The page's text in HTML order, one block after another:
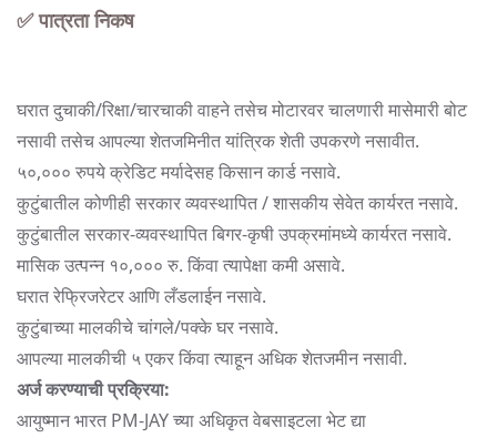
✅ पात्रता निकष
घरात दुचाकी/रिक्षा/चारचाकी वाहने तसेच मोटारवर चालणारी मासेमारी बोट
नसावी तसेच आपल्या शेतजमिनीत यांत्रिक शेती उपकरणे नसावीत.
५०,००० रुपये क्रेडिट मर्यादेसह किसान कार्ड नसावे.
कुटुंबातील कोणीही सरकार व्यवस्थापित / शासकीय सेवेत कार्यरत नसावे.
कुटुंबातील सरकार-व्यवस्थापित बिगर-कृषी उपक्रमांमध्ये कार्यरत नसावे.
मासिक उत्पन्न १०,००० रु. किंवा त्यापेक्षा कमी असावे.
घरात रेफ्रिजरेटर आणि लँडलाईन नसावे.
कुटुंबाच्या मालकीचे चांगले/पक्के घर नसावे.
आपल्या मालकीची ५ एकर किंवा त्याहून अधिक शेतजमीन नसावी.
अर्ज करण्याची प्रक्रिया:
आयुष्मान भारत PM-JAY च्या अधिकृत वेबसाइटला भेट द्या